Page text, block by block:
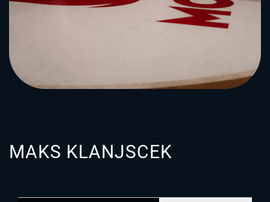
MAKS KLANJSCEK